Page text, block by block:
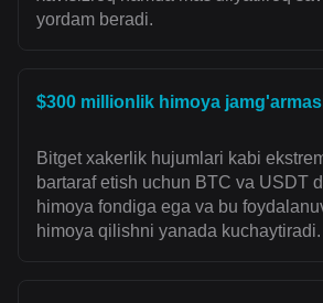
yordam beradi.
$300 millionlik himoya
Bitget xakerlik hujumlari kabi
bartaraf etish uchun BTC va USDT
himoya fondiga ega va bu
himoya qilishni yanada kuchaytiradi.